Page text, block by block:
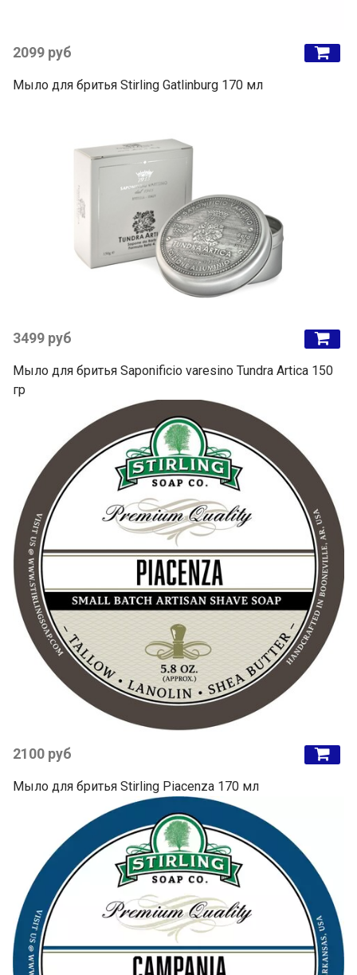
2099 руб
Мыло для бритья Stirling Gatlinburg 170 мл
3499 руб
Мыло для бритья Saponificio varesino Tundra Artica 150
гр
2100 руб
Мыло для бритья Stirling Piacenza 170 мл